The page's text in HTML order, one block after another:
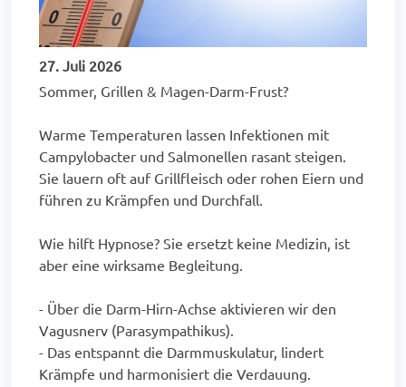
27. Juli 2026
Sommer, Grillen & Magen-Darm-Frust?
Warme Temperaturen lassen Infektionen mit
Campylobacter und Salmonellen rasant steigen.
Sie lauern oft auf Grillfleisch oder rohen Eiern und
führen zu Krämpfen und Durchfall.
Wie hilft Hypnose? Sie ersetzt keine Medizin, ist
aber eine wirksame Begleitung.
- Über die Darm-Hirn-Achse aktivieren wir den
Vagusnerv (Parasympathikus).
- Das entspannt die Darmmuskulatur, lindert
Krämpfe und harmonisiert die Verdauung.